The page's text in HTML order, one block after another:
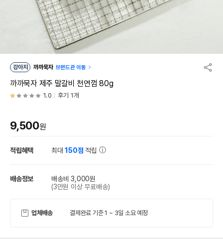
강아지 까까묵자 브랜드관 이동
까까묵자 제주 말갈비 천연껌 80g
1.0 후기 1개
9,500원
적립혜택 최대150점 적립
배송정보
배송비 3,000원
(3만원 이상 무료배송)
업체배송 결제완료 기준 1 ~ 3일 소요 예정